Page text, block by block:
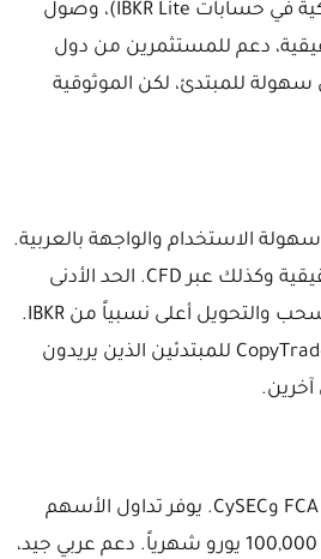
($0 عمولة للأسهم الأمريكية في حسابات IBKR Lite)، وصول
دعم للمستثمرين من دول
للمبتدئ، لكن الموثوقية
الاستخدام والواجهة بالعربية.
يوفر شراء TSLA بملكية حقيقية وكذلك عبر CFD. الحد الأدنى
للإيداع 50 دولاراً. رسوم السحب والتحويل أعلى نسبياً من IBKR.
الميزة الإضافية: خاصية CopyTrader للمبتدئين الذين يريدون
وسيط أوروبي مرخص من FCA وCySEC. يوفر تداول الأسهم
الأمريكية بدون عمولة حتى 100,000 يورو شهرياً. دعم عربي جيد،